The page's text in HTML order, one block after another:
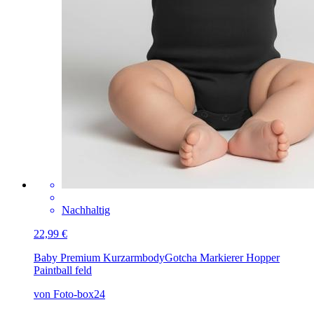
Nachhaltig
22,99 €
Baby Premium KurzarmbodyGotcha Markierer Hopper
Paintball feld
von Foto-box24